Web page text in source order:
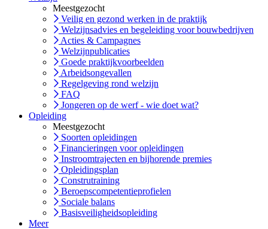
Meestgezocht
Veilig en gezond werken in de praktijk
Welzijnsadvies en begeleiding voor bouwbedrijven
Acties & Campagnes
Welzijnpublicaties
Goede praktijkvoorbeelden
Arbeidsongevallen
Regelgeving rond welzijn
FAQ
Jongeren op de werf - wie doet wat?
Opleiding
Meestgezocht
Soorten opleidingen
Financieringen voor opleidingen
Instroomtrajecten en bijhorende premies
Opleidingsplan
Construtraining
Beroepscompetentieprofielen
Sociale balans
Basisveiligheidsopleiding
Meer